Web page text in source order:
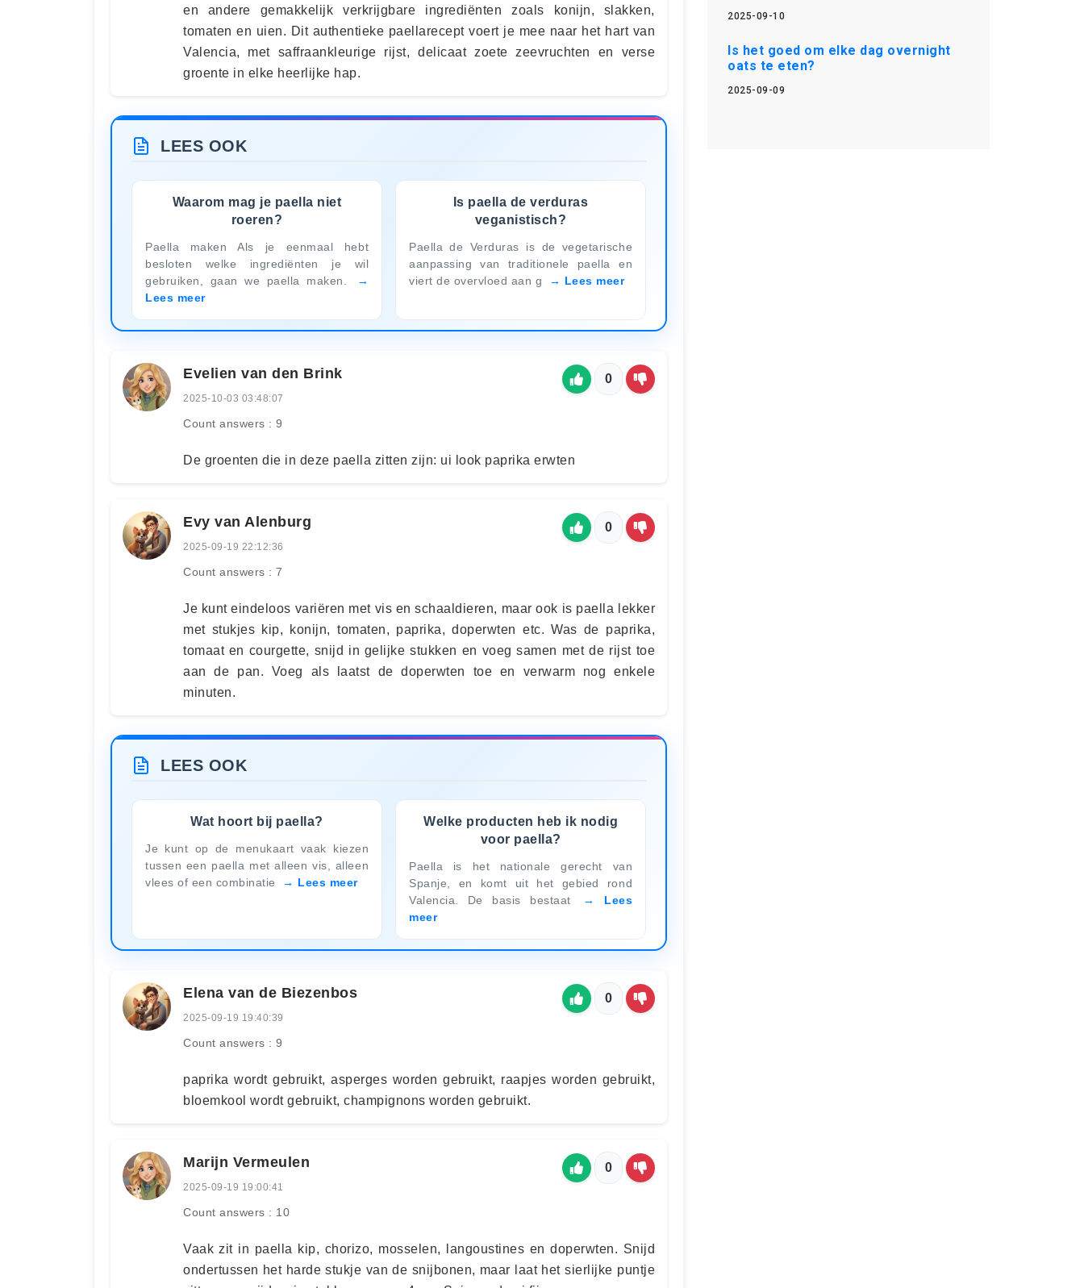
en andere gemakkelijk verkrijgbare ingrediënten zoals konijn, slakken,
tomaten en uien. Dit authentieke paellarecept voert je mee naar het hart van
Valencia, met saffraankleurige rijst, delicaat zoete zeevruchten en verse
groente in elke heerlijke hap.
LEES OOK
Waarom mag je paella niet
roeren?
Paella maken Als je eenmaal hebt
besloten welke ingrediënten je wil
gebruiken, gaan we paella maken.
Lees meer
Is paella de verduras
veganistisch?
Paella de Verduras is de vegetarische
aanpassing van traditionele paella en
viert de overvloed aan g
Lees meer
Evelien van den Brink
2025-10-03 03:48:07
Count answers : 9
0
De groenten die in deze paella zitten zijn: ui look paprika erwten
Evy van Alenburg
2025-09-19 22:12:36
Count answers : 7
0
Je kunt eindeloos variëren met vis en schaaldieren, maar ook is paella lekker
met stukjes kip, konijn, tomaten, paprika, doperwten etc. Was de paprika,
tomaat en courgette, snijd in gelijke stukken en voeg samen met de rijst toe
aan de pan. Voeg als laatst de doperwten toe en verwarm nog enkele
minuten.
LEES OOK
Wat hoort bij paella?
Je kunt op de menukaart vaak kiezen
tussen een paella met alleen vis, alleen
vlees of een combinatie
Lees meer
Welke producten heb ik nodig
voor paella?
Paella is het nationale gerecht van
Spanje, en komt uit het gebied rond
Valencia. De basis bestaat
Lees
meer
Elena van de Biezenbos
2025-09-19 19:40:39
Count answers : 9
0
paprika wordt gebruikt, asperges worden gebruikt, raapjes worden gebruikt,
bloemkool wordt gebruikt, champignons worden gebruikt.
Marijn Vermeulen
2025-09-19 19:00:41
Count answers : 10
0
Vaak zit in paella kip, chorizo, mosselen, langoustines en doperwten. Snijd
ondertussen het harde stukje van de snijbonen, maar laat het sierlijke puntje
2025-09-10
Is het goed om elke dag overnight
oats te eten?
2025-09-09